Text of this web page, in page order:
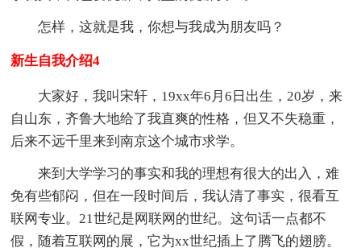
怎样，这就是我，你想与我成为朋友吗？
新生自我介绍4
大家好，我叫宋轩，19xx年6月6日出生，20岁，来
自山东，齐鲁大地给了我直爽的性格，但又不失稳重，
后来不远千里来到南京这个城市求学。
来到大学学习的事实和我的理想有很大的出入，难
免有些郁闷，但在一段时间后，我认清了事实，很看互
联网专业。21世纪是网联网的世纪。这句话一点都不
假，随着互联网的展，它为xx世纪插上了腾飞的翅膀。